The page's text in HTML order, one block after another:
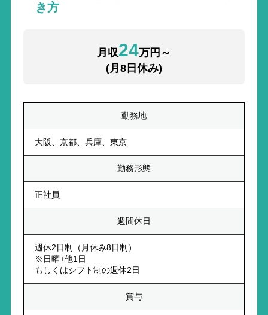
き方
月収24万円～
(月8日休み)
勤務地
大阪、京都、兵庫、東京
勤務形態
正社員
週間休日
週休2日制（月休み8日制）
※日曜+他1日
もしくはシフト制の週休2日
賞与